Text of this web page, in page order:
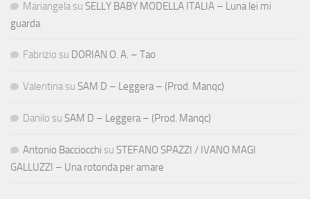
Mariangela su SELLY BABY MODELLA ITALIA – Luna lei mi
guarda
Fabrizio su DORIAN O. A. – Tao
Valentina su SAM D – Leggera – (Prod. Manqc)
Danilo su SAM D – Leggera – (Prod. Manqc)
Antonio Bacciocchi su STEFANO SPAZZI / IVANO MAGI
GALLUZZI – Una rotonda per amare